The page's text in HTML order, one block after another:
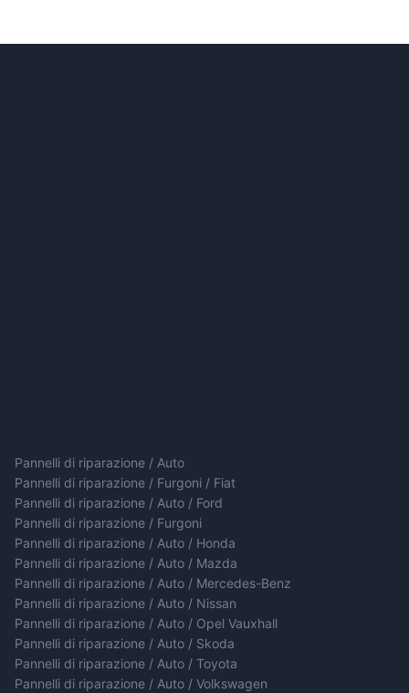
Pannelli di riparazione / Auto
Pannelli di riparazione / Furgoni / Fiat
Pannelli di riparazione / Auto / Ford
Pannelli di riparazione / Furgoni
Pannelli di riparazione / Auto / Honda
Pannelli di riparazione / Auto / Mazda
Pannelli di riparazione / Auto / Mercedes-Benz
Pannelli di riparazione / Auto / Nissan
Pannelli di riparazione / Auto / Opel Vauxhall
Pannelli di riparazione / Auto / Skoda
Pannelli di riparazione / Auto / Toyota
Pannelli di riparazione / Auto / Volkswagen